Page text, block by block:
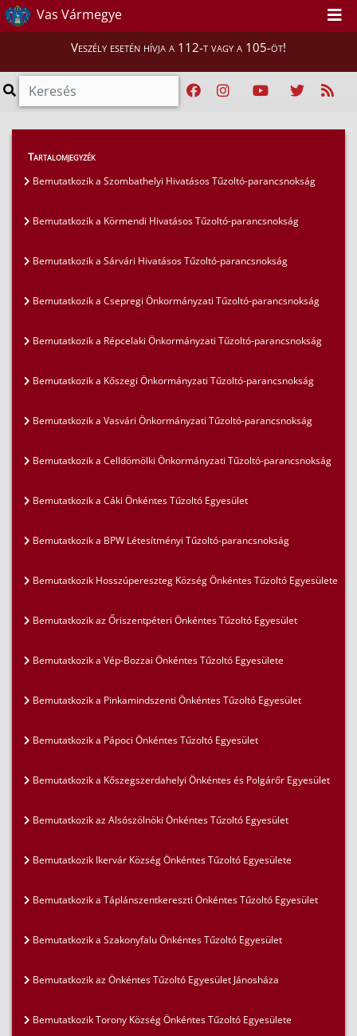
Vas Vármegye
Veszély esetén hívja a 112-t vagy a 105-öt!
Híreink > Mi vigyázunk rátok, Vasiak!
Bemutatkozik Torony Község Önkéntes Tűzoltó
Tartalomjegyzék
Bemutatkozik a Szombathelyi Hivatásos Tűzoltó-parancsnokság
Bemutatkozik a Körmendi Hivatásos Tűzoltó-parancsnokság
Bemutatkozik a Sárvári Hivatásos Tűzoltó-parancsnokság
Bemutatkozik a Csepregi Önkormányzati Tűzoltó-parancsnokság
Bemutatkozik a Répcelaki Önkormányzati Tűzoltó-parancsnokság
Bemutatkozik a Kőszegi Önkormányzati Tűzoltó-parancsnokság
Bemutatkozik a Vasvári Önkormányzati Tűzoltó-parancsnokság
Bemutatkozik a Celldömölki Önkormányzati Tűzoltó-parancsnokság
Bemutatkozik a Cáki Önkéntes Tűzoltó Egyesület
Bemutatkozik a BPW Létesítményi Tűzoltó-parancsnokság
Bemutatkozik Hosszúpereszteg Község Önkéntes Tűzoltó Egyesülete
Bemutatkozik az Őriszentpéteri Önkéntes Tűzoltó Egyesület
Bemutatkozik a Vép-Bozzai Önkéntes Tűzoltó Egyesülete
Bemutatkozik a Pinkamindszenti Önkéntes Tűzoltó Egyesület
Bemutatkozik a Pápoci Önkéntes Tűzoltó Egyesület
Bemutatkozik a Kőszegszerdahelyi Önkéntes és Polgárőr Egyesület
Bemutatkozik az Alsószölnöki Önkéntes Tűzoltó Egyesület
Bemutatkozik Ikervár Község Önkéntes Tűzoltó Egyesülete
Bemutatkozik a Táplánszentkereszti Önkéntes Tűzoltó Egyesület
Bemutatkozik a Szakonyfalu Önkéntes Tűzoltó Egyesület
Bemutatkozik az Önkéntes Tűzoltó Egyesület Jánosháza
Bemutatkozik Torony Község Önkéntes Tűzoltó Egyesülete